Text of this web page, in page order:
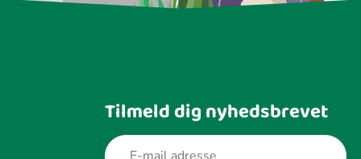
Tilmeld dig nyhedsbrevet